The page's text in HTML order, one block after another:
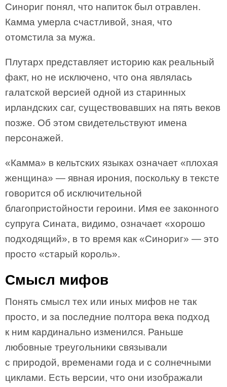
Синориг понял, что напиток был отравлен.
Камма умерла счастливой, зная, что
отомстила за мужа.
Плутарх представляет историю как реальный
факт, но не исключено, что она являлась
галатской версией одной из старинных
ирландских саг, существовавших на пять веков
позже. Об этом свидетельствуют имена
персонажей.
«Камма» в кельтских языках означает «плохая
женщина» — явная ирония, поскольку в тексте
говорится об исключительной
благопристойности героини. Имя ее законного
супруга Сината, видимо, означает «хорошо
подходящий», в то время как «Синориг» — это
просто «старый король».
Смысл мифов
Понять смысл тех или иных мифов не так
просто, и за последние полтора века подход
к ним кардинально изменился. Раньше
любовные треугольники связывали
с природой, временами года и с солнечными
циклами. Есть версии, что они изображали